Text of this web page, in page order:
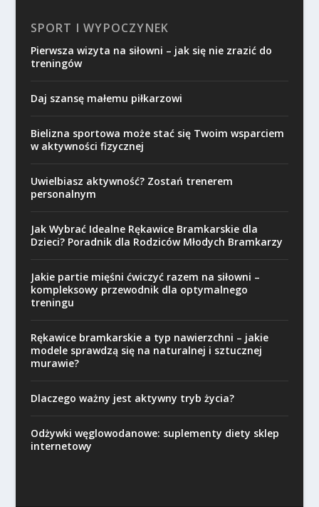
SPORT I WYPOCZYNEK
Pierwsza wizyta na siłowni – jak się nie zrazić do
treningów
Daj szansę małemu piłkarzowi
Bielizna sportowa może stać się Twoim wsparciem
w aktywności fizycznej
Uwielbiasz aktywność? Zostań trenerem
personalnym
Jak Wybrać Idealne Rękawice Bramkarskie dla
Dzieci? Poradnik dla Rodziców Młodych Bramkarzy
Jakie partie mięśni ćwiczyć razem na siłowni –
kompleksowy przewodnik dla optymalnego
treningu
Rękawice bramkarskie a typ nawierzchni – jakie
modele sprawdzą się na naturalnej i sztucznej
murawie?
Dlaczego ważny jest aktywny tryb życia?
Odżywki węglowodanowe: suplementy diety sklep
internetowy